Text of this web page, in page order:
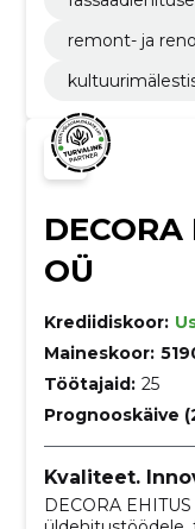
remont- ja
DECORA
OÜ
Krediidiskoor:
Maineskoor:
Töötajaid: 25
Prognooskäive
Kvaliteet.
DECORA